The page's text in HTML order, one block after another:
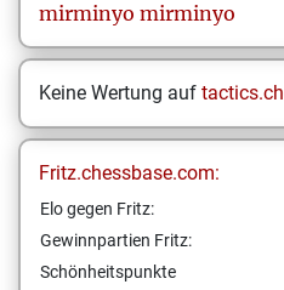
mirminyo mirminyo
Keine Wertung auf
Fritz.chessbase.com:
Elo gegen Fritz:
Gewinnpartien Fritz:
Schönheitspunkte